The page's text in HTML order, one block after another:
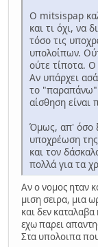
Ο mitsispap
και τι όχι, να
τόσο τις
υπολοίπων.
ούτε τίποτα. Ο
Αν υπάρχει
το "παραπάνω"
αίσθηση είναι
Όμως, απ' όσο
υποχρέωση της
και τον
πολλά για τα
Αν ο νομος ηταν
μιση σειρα, μια
και δεν
εχω παρει
Στα υπολοιπα